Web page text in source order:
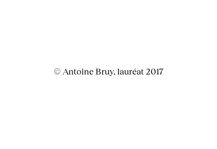
© Antoine Bruy, lauréat 2017